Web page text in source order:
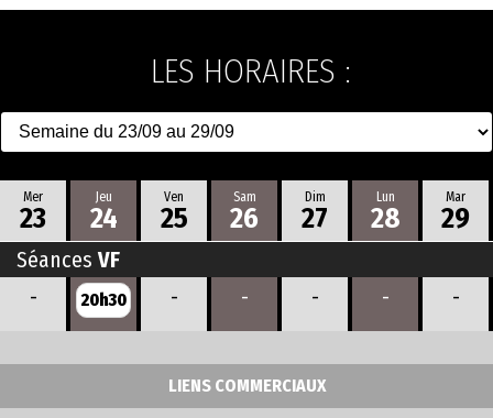
LES HORAIRES :
Mer
23
Jeu
24
Ven
25
Sam
26
Dim
27
Lun
28
Mar
29
Séances VF
-
20h30 - - - - -
LIENS COMMERCIAUX